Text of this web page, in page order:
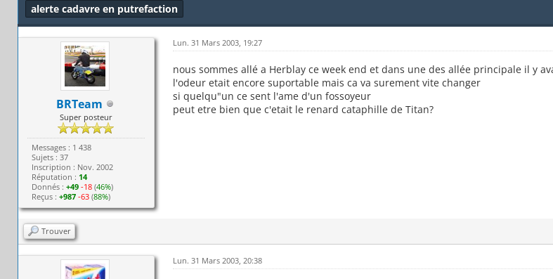
alerte cadavre en putrefaction
BRTeam
Super posteur
Messages : 1 438
Sujets : 37
Inscription : Nov. 2002
Réputation : 14
Donnés : +49 -18(46%)
Reçus : +987 -63(88%)
Lun. 31 Mars 2003, 19:27
nous sommes allé a Herblay ce week end et dans une des allée principale il y
l'odeur etait encore suportable mais ca va surement vite changer
si quelqu"un ce sent l'ame d'un fossoyeur
peut etre bien que c'etait le renard cataphille de Titan?
Trouver
Lun. 31 Mars 2003, 20:38